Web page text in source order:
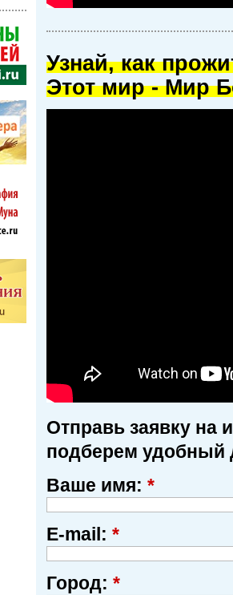
Узнай, как
Этот мир - Мир
Отправь заявку на
подберем удобный
Ваше имя: *
E-mail: *
Город: *